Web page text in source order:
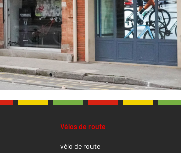
Vélos de route
vélo de route